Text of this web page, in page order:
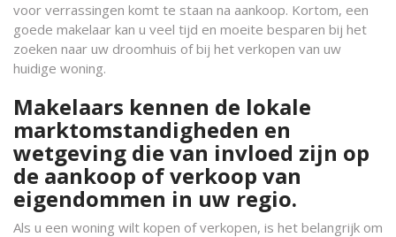
voor verrassingen komt te staan na aankoop. Kortom, een
goede makelaar kan u veel tijd en moeite besparen bij het
zoeken naar uw droomhuis of bij het verkopen van uw
huidige woning.
Makelaars kennen de lokale
marktomstandigheden en
wetgeving die van invloed zijn op
de aankoop of verkoop van
eigendommen in uw regio.
Als u een woning wilt kopen of verkopen, is het belangrijk om